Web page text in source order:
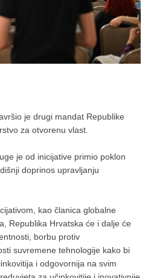
je drugi mandat Republike
za otvorenu vlast.
je od inicijative primio poklon
doprinos upravljanju
kao članica globalne
Republika Hrvatska će i dalje će
borbu protiv
suvremene tehnologije kako bi
i odgovornija na svim